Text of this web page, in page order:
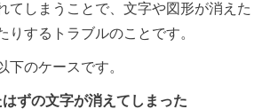
てしまうことで、文字や図形が消えた
りするトラブルのことです。
下のケースです。
ずの文字が消えてしまった